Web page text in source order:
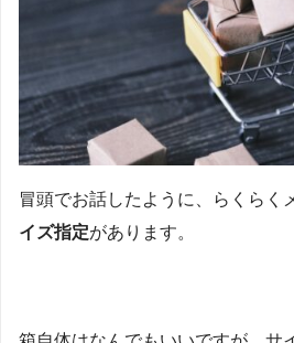
冒頭でお話したように、らくらく
イズ指定があります。